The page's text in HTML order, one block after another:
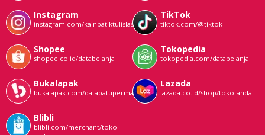
Instagram
instagram.com/kainbatiktulislasem
TikTok
tiktok.com/@tiktok
Shopee
shopee.co.id/databelanja
Tokopedia
tokopedia.com/databelanja
Bukalapak
bukalapak.com/databatupermata
Lazada
lazada.co.id/shop/toko-anda
Blibli
blibli.com/merchant/toko-